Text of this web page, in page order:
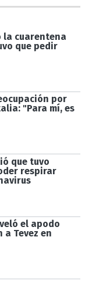
la cuarentena
que pedir
por
"Para mí, es
que tuvo
respirar
el apodo
a Tevez en